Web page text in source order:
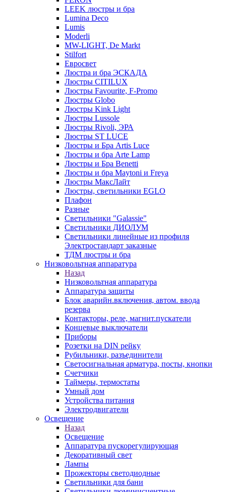
LEEK люстры и бра
Lumina Deco
Lumis
Moderli
MW-LIGHT, De Markt
Stilfort
Евросвет
Люстра и бра ЭСКАДА
Люстры CITILUX
Люстры Favourite, F-Promo
Люстры Globo
Люстры Kink Light
Люстры Lussole
Люстры Rivoli, ЭРА
Люстры ST LUCE
Люстры и Бра Artis Luce
Люстры и бра Arte Lamp
Люстры и Бра Benetti
Люстры и бра Maytoni и Freya
Люстры МаксЛайт
Люстры, светильники EGLO
Плафон
Разные
Светильники "Galassie"
Светильники ДИОЛУМ
Светильники линейные из профиля
Электростандарт заказные
ТДМ люстры и бра
Низковольтная аппаратура
Назад
Низковольтная аппаратура
Аппаратура защиты
Блок аварийн.включения, автом. ввода
резерва
Контакторы, реле, магнит.пускатели
Концевые выключатели
Приборы
Розетки на DIN рейку
Рубильники, разъединители
Светосигнальная арматура, посты, кнопки
Счетчики
Таймеры, термостаты
Умный дом
Устройства питания
Электродвигатели
Освещение
Назад
Освещение
Аппаратура пускорегулирующая
Декоративный свет
Лампы
Прожекторы светодиодные
Светильники для бани